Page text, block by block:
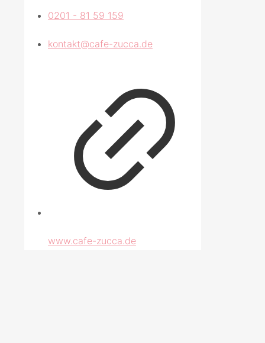
0201 - 81 59 159
kontakt@cafe-zucca.de
www.cafe-zucca.de